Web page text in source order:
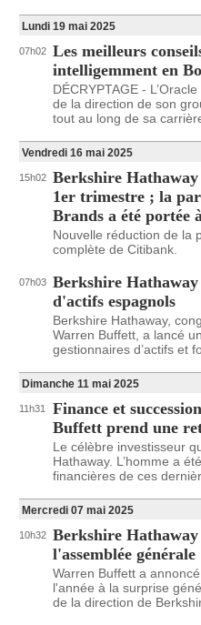
Lundi 19 mai 2025
07h02 Les meilleurs
intelligemment en
DÉCRYPTAGE -
de la direction de son
tout au long de sa
Vendredi 16 mai 2025
15h02 Berkshire
1er trimestre ; la
Brands a été portée
Nouvelle réduction de la
complète de Citibank.
07h03 Berkshire Hathaway
d'actifs espagnols
Berkshire Hathaway,
Warren Buffett, a lancé
gestionnaires d’actifs et
Dimanche 11 mai 2025
11h31
Finance et
Buffett prend une
Le célèbre investisseur
Hathaway. L’homme a
financières de ces
Mercredi 07 mai 2025
10h32 Berkshire
l'assemblée générale
Warren Buffett a
l'année à la surprise
de la direction de